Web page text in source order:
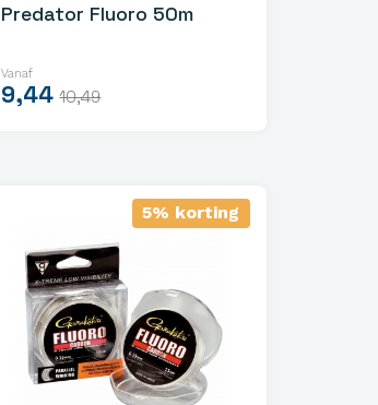
Predator Fluoro 50m
Vanaf
9,4410,49
5% korting